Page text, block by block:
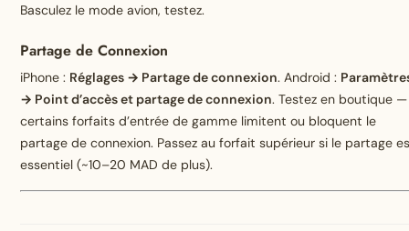
Basculez le mode avion, testez.
Partage de Connexion
iPhone : Réglages → Partage de connexion. Android :
→ Point d’accès et partage de connexion. Testez en boutique —
certains forfaits d’entrée de gamme limitent ou bloquent le
partage de connexion. Passez au forfait supérieur si le partage
essentiel (~10–20 MAD de plus).